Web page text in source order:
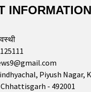
INFORMATION
Piyush Nagar,
- 492001